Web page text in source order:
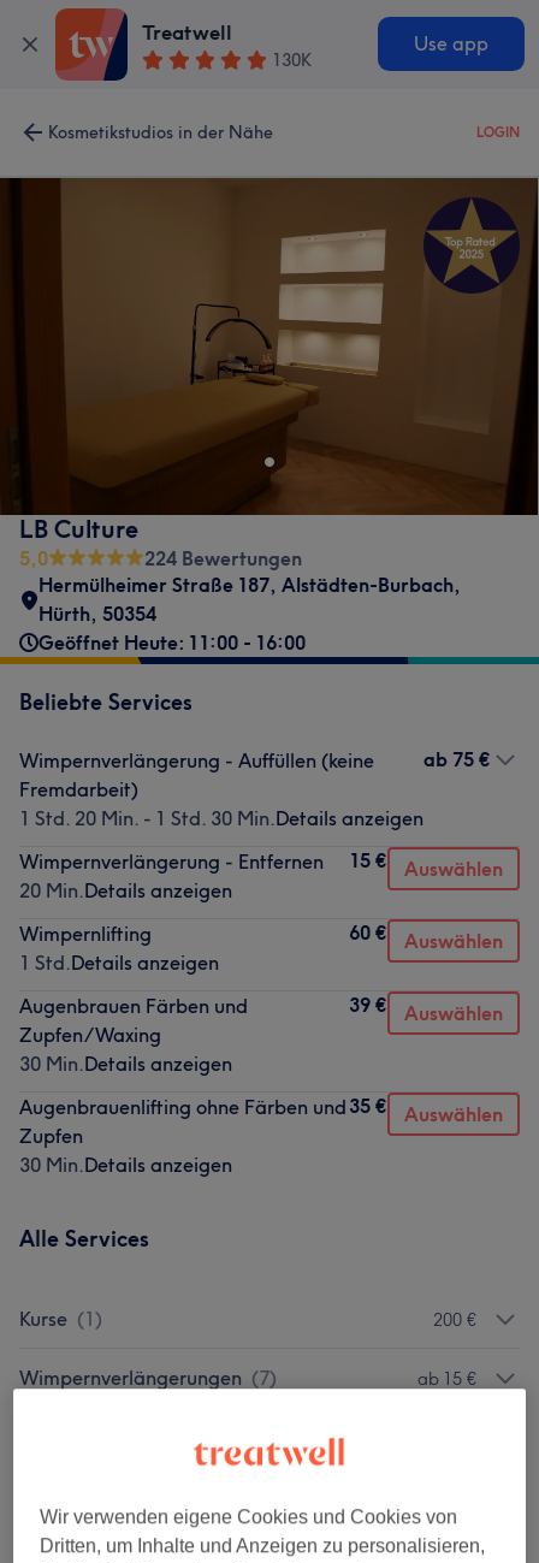
Treatwell
130K
Use app
Kosmetikstudios in der Nähe LOGIN
LB Culture
5,0
224 Bewertungen
Hermülheimer Straße 187, Alstädten-Burbach,
Hürth, 50354
Geöffnet Heute: 11:00 - 16:00
Beliebte Services
Wimpernverlängerung - Auffüllen (keine
Fremdarbeit)
1 Std. 20 Min. - 1 Std. 30 Min.Details anzeigen
ab 75 €
Wimpernverlängerung - Entfernen
20 Min.Details anzeigen
15 € Auswählen
Wimpernlifting
1 Std.Details anzeigen
60 € Auswählen
Augenbrauen Färben und
Zupfen/Waxing
30 Min.Details anzeigen
39 € Auswählen
Augenbrauenlifting ohne Färben und
Zupfen
30 Min.Details anzeigen
35 € Auswählen
Alle Services
Kurse (1) 200 €
Wimpernverlängerungen (7) ab 15 €
Augenbrauen & Wimpernbehandlungen
Wir verwenden eigene Cookies und Cookies von
Dritten, um Inhalte und Anzeigen zu personalisieren,